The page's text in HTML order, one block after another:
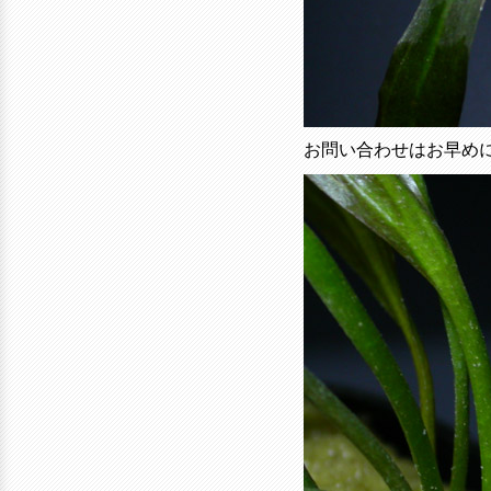
お問い合わせはお早め